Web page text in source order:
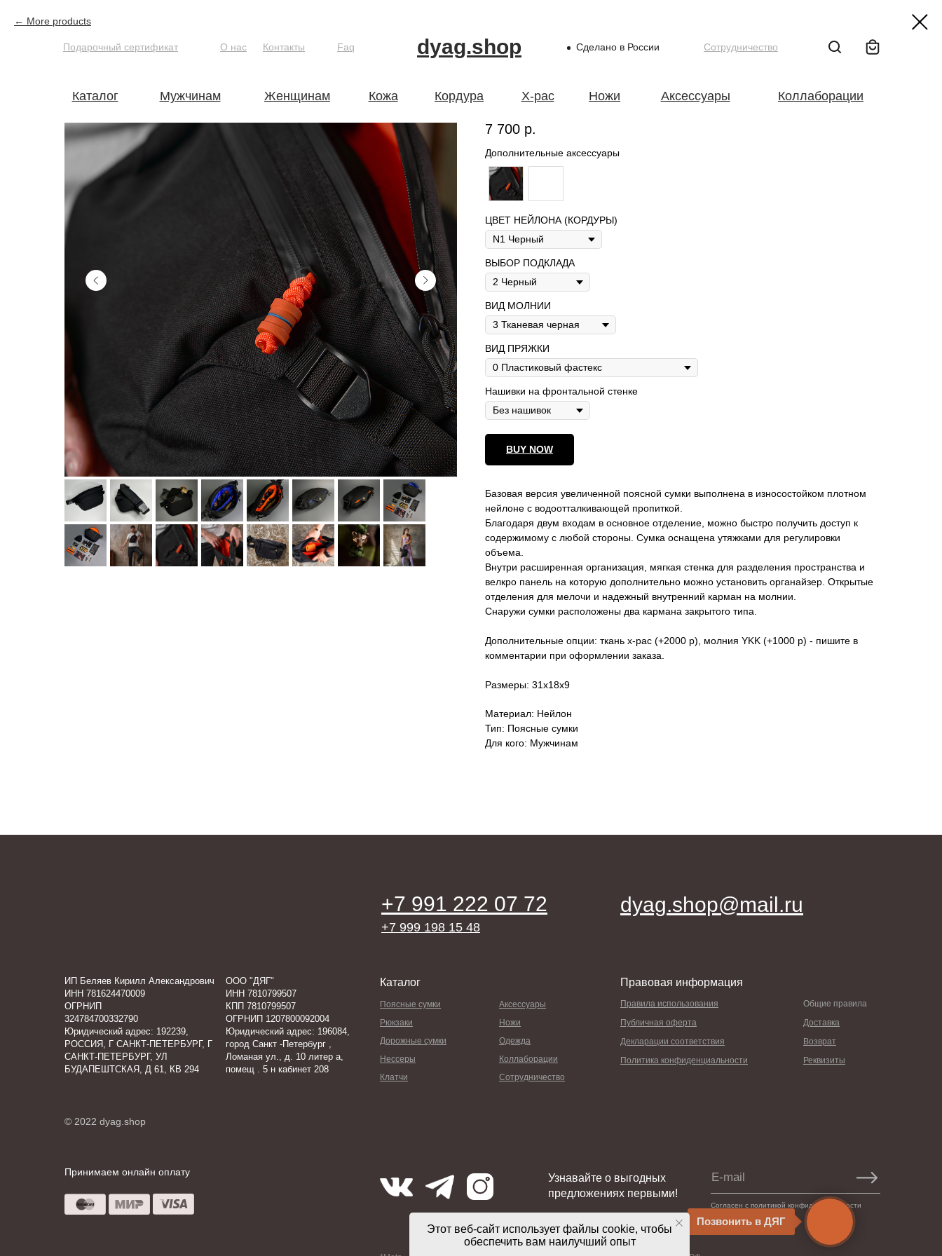
dyag.shop
Подарочный сертификат О нас Контакты Faq Сотрудничество
Сделано в России
Кожа
Мужчинам Женщинам Аксессуары
Ножи Коллаборации
Каталог Кордура X-pac
More products
Hipbag Nylon L
7 700 р.
Дополнительные аксессуары
ЦВЕТ НЕЙЛОНА (КОРДУРЫ)
ВЫБОР ПОДКЛАДА
ВИД МОЛНИИ
ВИД ПРЯЖКИ
Нашивки на фронтальной стенке
BUY NOW
Базовая версия увеличенной поясной сумки выполнена в износостойком плотном
нейлоне с водоотталкивающей пропиткой.
Благодаря двум входам в основное отделение, можно быстро получить доступ к
содержимому с любой стороны. Сумка оснащена утяжками для регулировки
объема.
Внутри расширенная организация, мягкая стенка для разделения пространства и
велкро панель на которую дополнительно можно установить органайзер. Открытые
отделения для мелочи и надежный внутренний карман на молнии.
Снаружи сумки расположены два кармана закрытого типа.
Дополнительные опции: ткань x-pac (+2000 р), молния YKK (+1000 р) - пишите в
комментарии при оформлении заказа.
Размеры: 31х18х9
Материал: Нейлон
Тип: Поясные сумки
Для кого: Мужчинам
Правила использования
+7 991 222 07 72 dyag.shop@mail.ru
Правовая информация
ИП Беляев Кирилл Александрович
ИНН 781624470009
ОГРНИП
324784700332790
Юридический адрес: 192239,
РОССИЯ, Г САНКТ-ПЕТЕРБУРГ, Г
САНКТ-ПЕТЕРБУРГ, УЛ
БУДАПЕШТСКАЯ, Д 61, КВ 294
© 2022 dyag.shop
Каталог
Общие правила
Поясные сумки Аксессуары
Возврат
Декларации соответствия
Дорожные сумки
Одежда
Реквизиты
Политика конфиденциальности
Коллаборации
Нессеры
Доставка
Публичная оферта
Рюкзаки Ножи
Клатчи Сотрудничество
Принимаем онлайн оплату
Согласен с политикой конфиденциальности
Узнавайте о выгодных
предложениях первыми!
ООО "ДЯГ"
ИНН 7810799507
КПП 7810799507
ОГРНИП 1207800092004
Юридический адрес: 196084,
город Санкт -Петербург ,
Ломаная ул., д. 10 литер а,
помещ . 5 н кабинет 208
+7 999 198 15 48
Этот веб-сайт использует файлы cookie, чтобы
обеспечить вам наилучший опыт
Позвонить в ДЯГ